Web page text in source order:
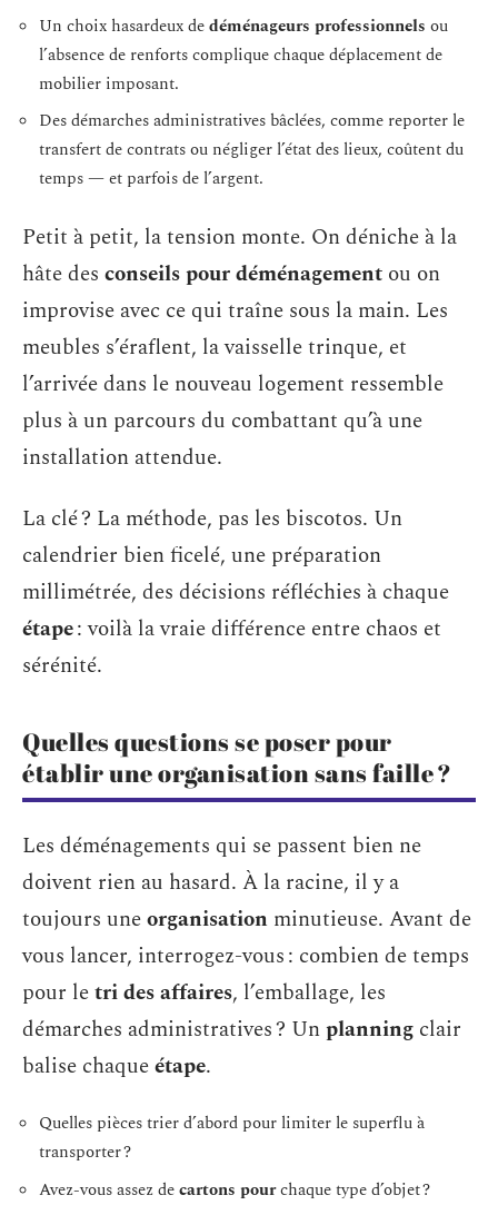
Un choix hasardeux dedéménageurs professionnels ou
l’absence de renforts complique chaque déplacement de
mobilier imposant.
Des démarches administratives bâclées, comme reporter le
transfert de contrats ou négliger l’état des lieux, coûtent du
temps — et parfois de l’argent.
Petit à petit, la tension monte. On déniche à la
hâte des conseils pour déménagement ou on
improvise avec ce qui traîne sous la main. Les
meubles s’éraflent, la vaisselle trinque, et
l’arrivée dans le nouveau logement ressemble
plus à un parcours du combattant qu’à une
installation attendue.
La clé ? La méthode, pas les biscotos. Un
calendrier bien ficelé, une préparation
millimétrée, des décisions réfléchies à chaque
étape: voilà la vraie différence entre chaos et
sérénité.
Quelles questions se poser pour
établir une organisation sans faille ?
Les déménagements qui se passent bien ne
doivent rien au hasard. À la racine, il y a
toujours uneorganisation minutieuse. Avant de
vous lancer, interrogez-vous : combien de temps
pour letri des affaires, l’emballage, les
démarches administratives ? Unplanning clair
balise chaqueétape.
Quelles pièces trier d’abord pour limiter le superflu à
transporter ?
Avez-vous assez decartons pourchaque type d’objet ?